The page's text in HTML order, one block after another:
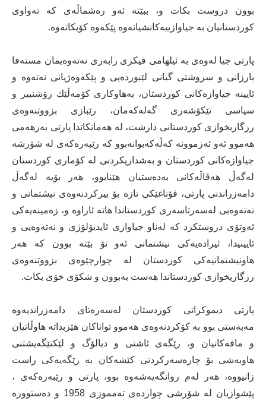
بوون دروست بكات و، ببێته‌ ئه‌و ره‌شماڵه‌ی كه‌ ته‌واوی
كوردستانیان به‌ جیاوازییه‌كانشیانه‌وه‌ پێكه‌وه‌ كۆبكاته‌وه‌.
پارتی جیا له‌وه‌ی به‌ ئیلهامی فیكری رابه‌ری نه‌ته‌وه‌یمان مسته‌فا
بارزانی و سروشتی گیانی لێبورده‌یی و پێكه‌وه‌ژیانی نه‌ته‌وه ‌و
ئایینه‌ جیاوازه‌كانی كوردستان، به‌هاوكاری كۆمه‌ڵێك رۆشنبیر و
سیاسی تێكۆشه‌ری گه‌له‌كه‌مان، رێبازی بزووتنه‌وه‌ی
رزگاریخوازی كوردستانی دارشت، له‌ هه‌مانكاتدا پارتی به‌رهه‌می
هه‌موو ئه‌و ئه‌زموونه‌ كه‌ڵه‌كه‌بوانه‌بوو كه‌ رێبه‌ره‌كه‌ی له‌ شۆرشه‌
جیاوازه‌كانی كوردستان و به‌شداریكردنی له‌ كۆماری كوردستان
له‌گه‌ڵ هه‌ڤاڵه‌كانی به‌ده‌ستیان هێنابوو، هه‌ر بۆیه‌ له‌گه‌ڵ
دامه‌زراندنی پارتی، قۆناغێكی تازه‌ بۆ بیركردنه‌وه‌ی نیشتمانی و
نه‌ته‌وه‌یی له‌سه‌رتاسه‌ری كوردستاندا هاته‌ ئاراوه‌ و، زه‌مینه‌یه‌كی
ئه‌وتۆی دروستكرد كه‌ له‌ناو جیاوازی ئایدیۆلۆژی و نه‌ته‌وه‌یی و
ئایینیدا، ئیراده‌یه‌كی نیشتمانی ئه‌و تۆ بێته‌ بوون كه‌ هه‌ر
هاونیشتمانیه‌كی كوردستان له‌ چوارچێوه‌ی بزووتنه‌وه‌ی
رزگاریخوازی كوردستاندا هه‌ست به‌بوون و شكۆی خۆی بكات.
پارتی دیموكراتی كوردستان له‌سه‌ره‌تای دامه‌زراندیه‌وه‌
مه‌به‌ستی بوو به‌ كۆكردنه‌وه‌ی هه‌موو تواناكان هێزبداته‌ هاوڵاتیان
و مافه‌كانیان و، رێگه‌ی ئاشتی و دیالۆگ و لێكتێگه‌یشتنی
هاوبه‌شی بۆ چاره‌سه‌ركردنی كێشه‌كان به‌ رێگه‌یه‌كی راست
زانیووه‌، هه‌ر له‌م روانگه‌یه‌شه‌وه‌ بوو، پارتی و رێبه‌ره‌كه‌ی ،
پێشوازیان له‌ شۆرشی چوارده‌ی ته‌مموزی 1958 و ده‌ستووره‌